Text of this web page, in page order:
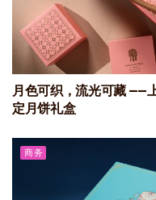
月色可织，流光可藏 ——
定月饼礼盒
商务